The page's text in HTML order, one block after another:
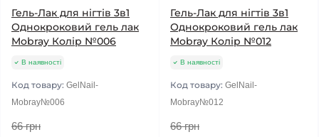
Гель-Лак для нігтів 3в1
Однокроковий гель лак
Mobray Колір №006
В наявності
Код товару: GelNail-
Mobray№006
66 грн
Гель-Лак для нігтів 3в1
Однокроковий гель лак
Mobray Колір №012
В наявності
Код товару: GelNail-
Mobray№012
66 грн